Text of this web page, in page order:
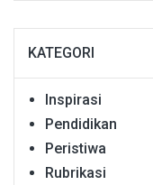
KATEGORI
Inspirasi
Pendidikan
Peristiwa
Rubrikasi